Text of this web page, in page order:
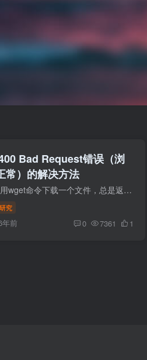
Bad Request错误（浏
常）的解决方法
今天在服务器使用wget命令下载一个文件，总是返回400 Bad Request错误，但是在浏览器中下载却是正常的。 解决方法：用单引号或者双引号把下载网址括起来。因为有些网址内含有特殊字符，会干扰wg...
究
年前 0 7361 1